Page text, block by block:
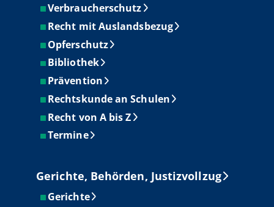
Verbraucherschutz
Recht mit Auslandsbezug
Opferschutz
Bibliothek
Prävention
Rechtskunde an Schulen
Recht von A bis Z
Termine
Gerichte, Behörden, Justizvollzug
Gerichte